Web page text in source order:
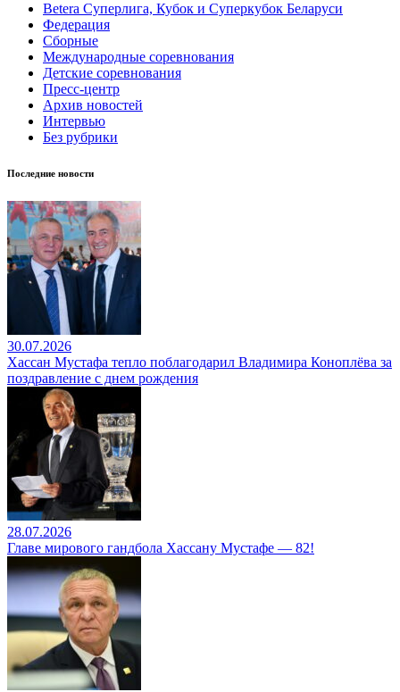
Betera Суперлига, Кубок и Суперкубок Беларуси
Федерация
Сборные
Международные соревнования
Детские соревнования
Пресс-центр
Архив новостей
Интервью
Без рубрики
Последние новости
30.07.2026
Хассан Мустафа тепло поблагодарил Владимира Коноплёва за
поздравление с днем рождения
28.07.2026
Главе мирового гандбола Хассану Мустафе — 82!